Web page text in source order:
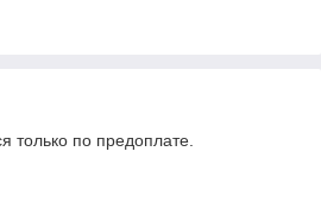
только по предоплате.